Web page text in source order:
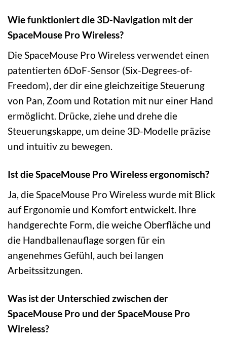
Wie funktioniert die 3D-Navigation mit der
SpaceMouse Pro Wireless?
Die SpaceMouse Pro Wireless verwendet einen
patentierten 6DoF-Sensor (Six-Degrees-of-
Freedom), der dir eine gleichzeitige Steuerung
von Pan, Zoom und Rotation mit nur einer Hand
ermöglicht. Drücke, ziehe und drehe die
Steuerungskappe, um deine 3D-Modelle präzise
und intuitiv zu bewegen.
Ist die SpaceMouse Pro Wireless ergonomisch?
Ja, die SpaceMouse Pro Wireless wurde mit Blick
auf Ergonomie und Komfort entwickelt. Ihre
handgerechte Form, die weiche Oberfläche und
die Handballenauflage sorgen für ein
angenehmes Gefühl, auch bei langen
Arbeitssitzungen.
Was ist der Unterschied zwischen der
SpaceMouse Pro und der SpaceMouse Pro
Wireless?